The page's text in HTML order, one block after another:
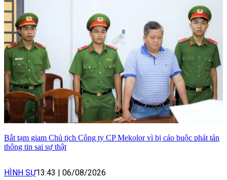
Bắt tạm giam Chủ tịch Công ty CP Mekolor vì bị cáo buộc phát tán
thông tin sai sự thật
HÌNH SỰ13:43 06/08/2026